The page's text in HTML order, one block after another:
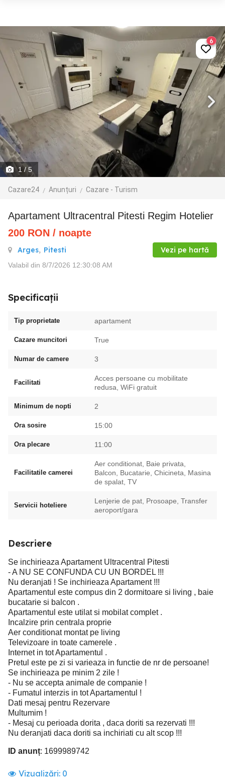
1 / 5
Cazare24 Anunțuri Cazare - Turism
6
Apartament Ultracentral Pitesti Regim Hotelier
200 RON / noapte
Arges, Pitesti Vezi pe hartă
Valabil din 8/7/2026 12:30:08 AM
Specificații
Tip proprietate apartament
Cazare muncitori True
Numar de camere 3
Facilitati
Acces persoane cu mobilitate
redusa, WiFi gratuit
Minimum de nopti 2
Ora sosire 15:00
Ora plecare 11:00
Facilitatile camerei
Aer conditionat, Baie privata,
Balcon, Bucatarie, Chicineta, Masina
de spalat, TV
Servicii hoteliere
Lenjerie de pat, Prosoape, Transfer
aeroport/gara
Descriere
Se inchirieaza Apartament Ultracentral Pitesti
- A NU SE CONFUNDA CU UN BORDEL !!!
Nu deranjati ! Se inchirieaza Apartament !!!
Apartamentul este compus din 2 dormitoare si living , baie
bucatarie si balcon .
Apartamentul este utilat si mobilat complet .
Incalzire prin centrala proprie
Aer conditionat montat pe living
Televizoare in toate camerele .
Internet in tot Apartamentul .
Pretul este pe zi si varieaza in functie de nr de persoane!
Se inchirieaza pe minim 2 zile !
- Nu se accepta animale de companie !
- Fumatul interzis in tot Apartamentul !
Dati mesaj pentru Rezervare
Multumim !
- Mesaj cu perioada dorita , daca doriti sa rezervati !!!
Nu deranjati daca doriti sa inchiriati cu alt scop !!!
ID anunț: 1699989742
Vizualizări: 0